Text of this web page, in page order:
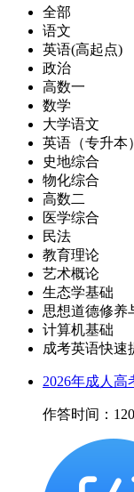
全部
语文
英语(高起点)
政治
高数一
数学
大学语文
英语（专升本）
史地综合
物化综合
高数二
医学综合
民法
教育理论
艺术概论
生态学基础
思想道德修养
计算机基础
成考英语快速
2026年成人高
作答时间：